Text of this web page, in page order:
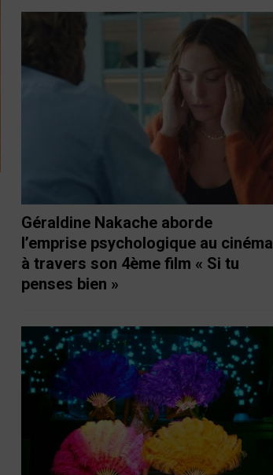
Géraldine Nakache aborde
l’emprise psychologique au cinéma
à travers son 4ème film « Si tu
penses bien »